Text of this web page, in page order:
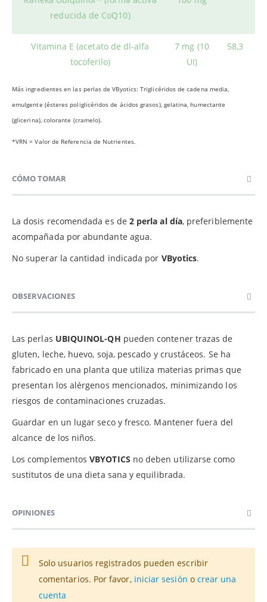
reducida de CoQ10)
Vitamina E (acetato de dl-alfa
tocoferilo)
7 mg (10
UI)
58,3
Más ingredientes en las perlas de VByotics: Triglicéridos de cadena media,
emulgente (ésteres poliglicéridos de ácidos grasos), gelatina, humectante
(glicerina), colorante (cramelo).
*VRN = Valor de Referencia de Nutrientes.
CÓMO TOMAR
La dosis recomendada es de 2 perla al día, preferiblemente
acompañada por abundante agua.
No superar la cantidad indicada por VByotics.
OBSERVACIONES
Las perlas UBIQUINOL-QH pueden contener trazas de
gluten, leche, huevo, soja, pescado y crustáceos. Se ha
fabricado en una planta que utiliza materias primas que
presentan los alérgenos mencionados, minimizando los
riesgos de contaminaciones cruzadas.
Guardar en un lugar seco y fresco. Mantener fuera del
alcance de los niños.
Los complementosVBYOTICS no deben utilizarse como
sustitutos de una dieta sana y equilibrada.
OPINIONES
Solo usuarios registrados pueden escribir
comentarios. Por favor, iniciar sesión o crear una
cuenta